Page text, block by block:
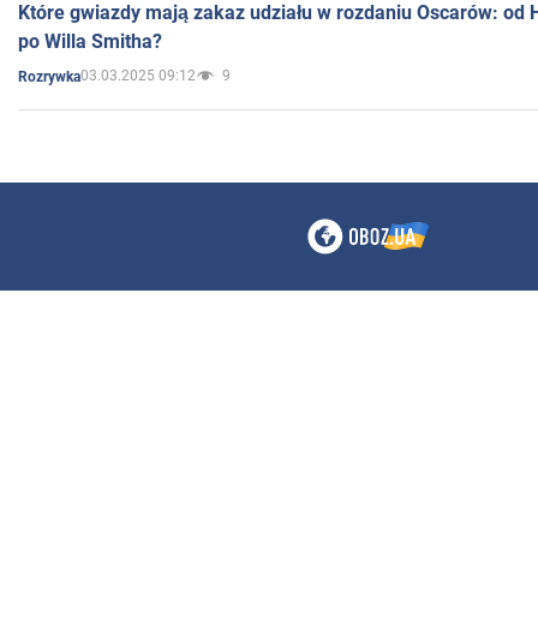
Które gwiazdy mają zakaz udziału w rozdaniu Oscarów: od
po Willa Smitha?
Rozrywka03.03.2025 09:12 9